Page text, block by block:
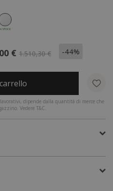
STOCK
€ 1.510,30 € -44%
dipende dalla quantità di merce che
Vedere T&C.